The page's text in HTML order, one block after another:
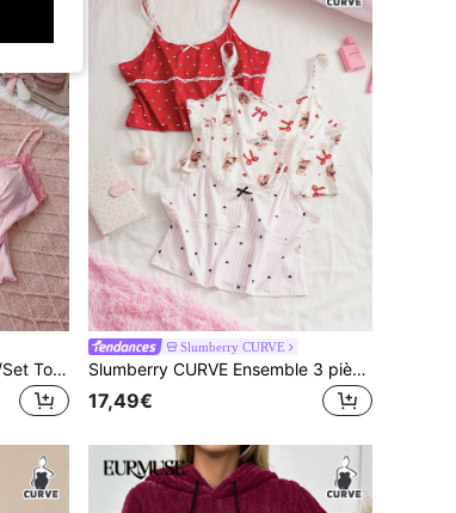
Slumberry CURVE 2 pièces/Set Top de pyjama style Ins doux grande taille
Slumberry CURVE
Slumberry CURVE Ensemble 3 pièces de vêtements de nuit grande taille, débardeur en maille confortable avec imprimé rayures, patchwork en dentelle, nœud et ours cœur mignon
17,49€